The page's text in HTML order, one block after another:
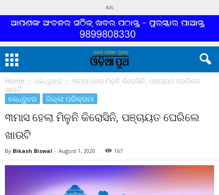
Ads
Home କେନ୍ଦୁଝର
୩ମାସ ହେଲା ମିଳୁନି କିରୋସିନି, ପଞ୍ଚାୟତ ଘେରିଲେ
ଖାଉଟିି
କେନ୍ଦୁଝର ଜିଲ୍ଲା ପରିକ୍ରମା
୩ମାସ ହେଲା ମିଳୁନି କିରୋସିନି, ପଞ୍ଚାୟତ ଘେରିଲେ
ଖାଉଟିି
By Bikash Biswal - August 1, 2020 167